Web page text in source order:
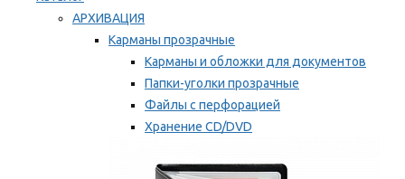
АРХИВАЦИЯ
Карманы прозрачные
Карманы и обложки для документов
Папки-уголки прозрачные
Файлы с перфорацией
Хранение CD/DVD
Мы рекомендуем